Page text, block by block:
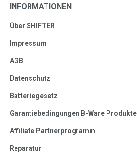
INFORMATIONEN
Über SHIFTER
Impressum
AGB
Datenschutz
Batteriegesetz
Garantiebedingungen B-Ware Produkte
Affiliate Partnerprogramm
Reparatur